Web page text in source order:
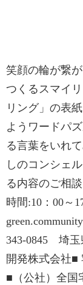
笑顔の輪が繋
つくるスマイ
リング」の表
ようワードパ
る言葉をいれ
しのコンシェ
る内容のご相
時間:10：00～
343-0845 埼玉
開発株式会社
■（公社）全国